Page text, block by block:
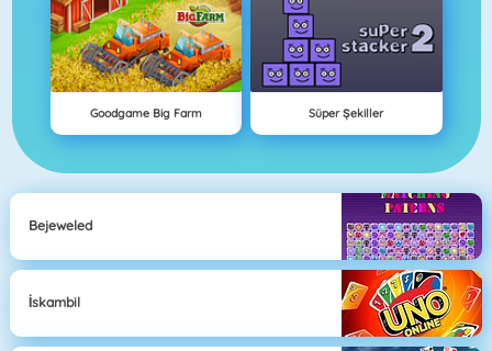
Goodgame Big Farm Süper Şekiller
Bejeweled
İskambil